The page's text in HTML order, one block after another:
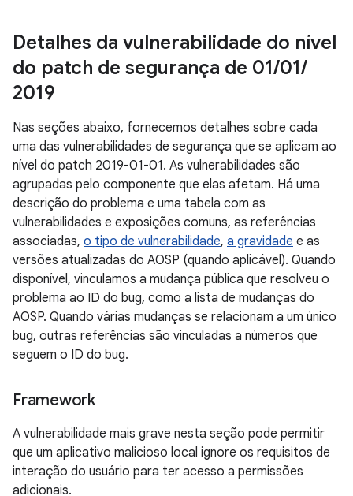
Detalhes da vulnerabilidade do nível
do patch de segurança de 01/01/
2019
Nas seções abaixo, fornecemos detalhes sobre cada
uma das vulnerabilidades de segurança que se aplicam ao
nível do patch 2019-01-01. As vulnerabilidades são
agrupadas pelo componente que elas afetam. Há uma
descrição do problema e uma tabela com as
vulnerabilidades e exposições comuns, as referências
associadas, o tipo de vulnerabilidade, a gravidade e as
versões atualizadas do AOSP (quando aplicável). Quando
disponível, vinculamos a mudança pública que resolveu o
problema ao ID do bug, como a lista de mudanças do
AOSP. Quando várias mudanças se relacionam a um único
bug, outras referências são vinculadas a números que
seguem o ID do bug.
Framework
A vulnerabilidade mais grave nesta seção pode permitir
que um aplicativo malicioso local ignore os requisitos de
interação do usuário para ter acesso a permissões
adicionais.